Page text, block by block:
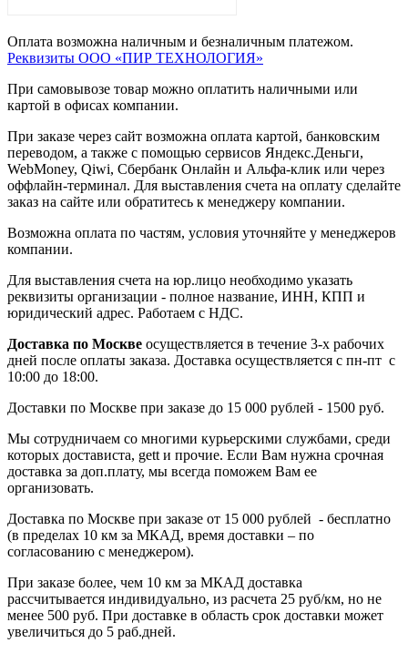
Оплата возможна наличным и безналичным платежом.
Реквизиты ООО «ПИР ТЕХНОЛОГИЯ»
При самовывозе товар можно оплатить наличными или
картой в офисах компании.
При заказе через сайт возможна оплата картой, банковским
переводом, а также с помощью сервисов Яндекс.Деньги,
WebMoney, Qiwi, Сбербанк Онлайн и Альфа-клик или через
оффлайн-терминал. Для выставления счета на оплату сделайте
заказ на сайте или обратитесь к менеджеру компании.
Возможна оплата по частям, условия уточняйте у менеджеров
компании.
Для выставления счета на юр.лицо необходимо указать
реквизиты организации - полное название, ИНН, КПП и
юридический адрес. Работаем с НДС.
Доставка по Москве осуществляется в течение 3-х рабочих
дней после оплаты заказа. Доставка осуществляется с пн-пт с
10:00 до 18:00.
Доставки по Москве при заказе до 15 000 рублей - 1500 руб.
Мы сотрудничаем со многими курьерскими службами, среди
которых достависта, gett и прочие. Если Вам нужна срочная
доставка за доп.плату, мы всегда поможем Вам ее
организовать.
Доставка по Москве при заказе от 15 000 рублей - бесплатно
(в пределах 10 км за МКАД, время доставки – по
согласованию с менеджером).
При заказе более, чем 10 км за МКАД доставка
рассчитывается индивидуально, из расчета 25 руб/км, но не
менее 500 руб. При доставке в область срок доставки может
увеличиться до 5 раб.дней.